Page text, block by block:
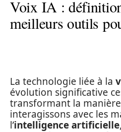
Voix IA :
meilleurs outils
La technologie liée à la
évolution significative
transformant la
interagissons avec les
l’intelligence artificielle